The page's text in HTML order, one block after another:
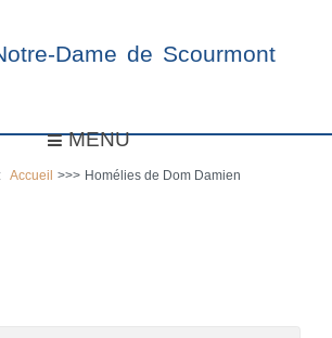
Dame de Scourmont
MENU
:Accueil >>> Homélies de Dom Damien